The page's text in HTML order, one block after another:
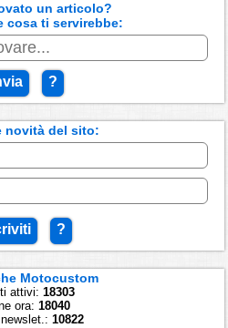
un articolo?
cosa ti servirebbe:
?
novità del sito:
?
Motocustom
attivi: 18303
ora: 18040
10822